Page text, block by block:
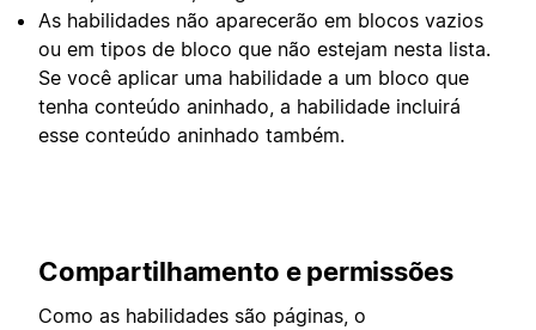
As habilidades não aparecerão em blocos vazios
ou em tipos de bloco que não estejam nesta lista.
Se você aplicar uma habilidade a um bloco que
tenha conteúdo aninhado, a habilidade incluirá
esse conteúdo aninhado também.
Compartilhamento e permissões
Como as habilidades são páginas, o